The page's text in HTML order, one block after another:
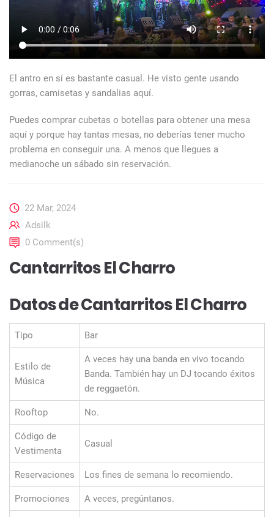
El antro en sí es bastante casual. He visto gente usando
gorras, camisetas y sandalias aquí.
Puedes comprar cubetas o botellas para obtener una mesa
aquí y porque hay tantas mesas, no deberías tener mucho
problema en conseguir una. A menos que llegues a
medianoche un sábado sin reservación.
22 Mar, 2024
Adsilk
0 Comment(s)
Cantarritos El Charro
Datos de Cantarritos El Charro
Tipo Bar
Estilo de
Música
A veces hay una banda en vivo tocando
Banda. También hay un DJ tocando éxitos
de reggaetón.
Rooftop No.
Código de
Vestimenta
Casual
Reservaciones Los fines de semana lo recomiendo.
Promociones A veces, pregúntanos.